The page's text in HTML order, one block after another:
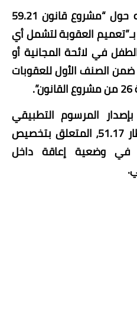
ونادى المرصد في بيانه له حول “مشروع قانون 59.21
العقوبة لتشمل أي
في لائحة المجانية أو
ضمن الصنف الأول للعقوبات
المرسوم التطبيقي
للمادة 13 من القانون الإطار 51.17، المتعلق بتخصيص
في وضعية إعاقة داخل